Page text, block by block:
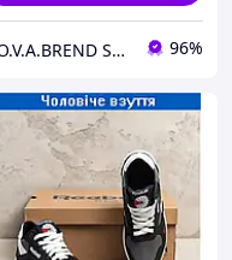
V.O.V.A.BREND SHOP — магазин современной и стильной обуви для всей семьи! 96%